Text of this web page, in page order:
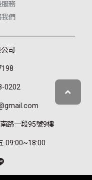
務
們
司
0202
路一段95號9樓
09:00~18:00